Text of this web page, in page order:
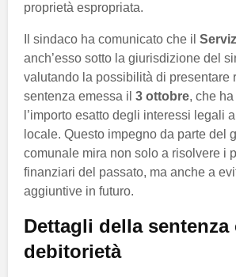
proprietà espropriata.
Il sindaco ha comunicato che il
anch’esso sotto la giurisdizione del
valutando la possibilità di presentare
sentenza emessa il 3 ottobre, che
l’importo esatto degli interessi legali
locale. Questo impegno da parte del
comunale mira non solo a risolvere i
finanziari del passato, ma anche a
aggiuntive in futuro.
Dettagli della sentenza
debitorietà